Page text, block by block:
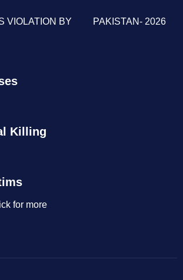
VIOLATION BY PAKISTAN- 2026
Killing
for more